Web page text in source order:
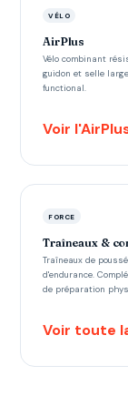
VÉLO
AirPlus
Vélo combinant
guidon et selle
functional.
Voir
FORCE
Traîneaux &
Traîneaux de
d'endurance.
de préparation
Voir toute